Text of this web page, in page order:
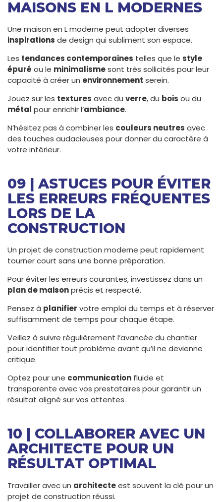
MAISONS EN L MODERNES
Une maison en L moderne peut adopter diverses
inspirations de design qui subliment son espace.
Les tendances contemporaines telles que le style
épuré ou le minimalismesont très sollicités pour leur
capacité à créer un environnement serein.
Jouez sur les textures avec du verre, du bois ou du
métal pour enrichir l’ambiance.
N’hésitez pas à combiner les couleurs neutres avec
des touches audacieuses pour donner du caractère à
votre intérieur.
09 | ASTUCES POUR ÉVITER
LES ERREURS FRÉQUENTES
LORS DE LA
CONSTRUCTION
Un projet de construction moderne peut rapidement
tourner court sans une bonne préparation.
Pour éviter les erreurs courantes, investissez dans un
plan de maisonprécis et respecté.
Pensez à planifier votre emploi du temps et à réserver
suffisamment de temps pour chaque étape.
Veillez à suivre régulièrement l’avancée du chantier
pour identifier tout problème avant qu’il ne devienne
critique.
Optez pour une communication fluide et
transparente avec vos prestataires pour garantir un
résultat aligné sur vos attentes.
10 | COLLABORER AVEC UN
ARCHITECTE POUR UN
RÉSULTAT OPTIMAL
Travailler avec un architecteest souvent la clé pour un
projet de construction réussi.